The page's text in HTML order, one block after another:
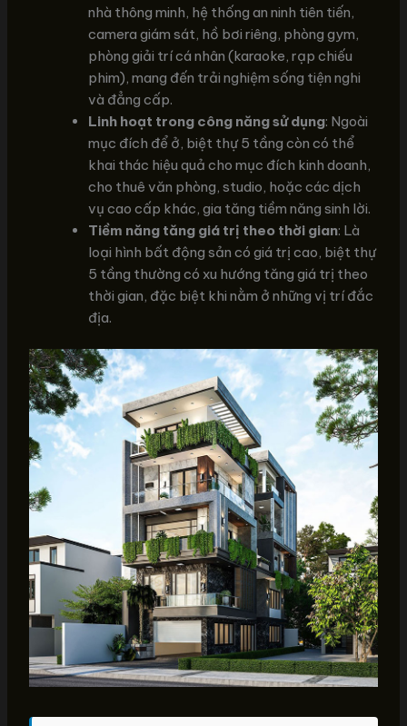
nhà thông minh, hệ thống an ninh tiên tiến,
camera giám sát, hồ bơi riêng, phòng gym,
phòng giải trí cá nhân (karaoke, rạp chiếu
phim), mang đến trải nghiệm sống tiện nghi
và đẳng cấp.
Linh hoạt trong công năng sử dụng: Ngoài
mục đích để ở, biệt thự 5 tầng còn có thể
khai thác hiệu quả cho mục đích kinh doanh,
cho thuê văn phòng, studio, hoặc các dịch
vụ cao cấp khác, gia tăng tiềm năng sinh lời.
Tiềm năng tăng giá trị theo thời gian: Là
loại hình bất động sản có giá trị cao, biệt thự
5 tầng thường có xu hướng tăng giá trị theo
thời gian, đặc biệt khi nằm ở những vị trí đắc
địa.